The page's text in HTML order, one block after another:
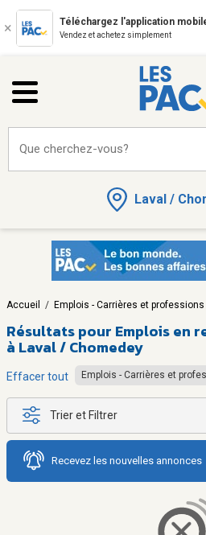
Téléchargez l'application
Vendez et achetez simplement
Laval /
Que cherchez-vous?
Accueil / Emplois - Carrières et professions
Résultats pour Emplois en
à Laval / Chomedey
Effacer tout Emplois - Carrières et
Trier et Filtrer
Recevez les nouvelles annonces